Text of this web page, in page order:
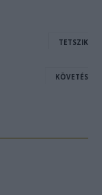
TETSZIK
KÖVETÉS